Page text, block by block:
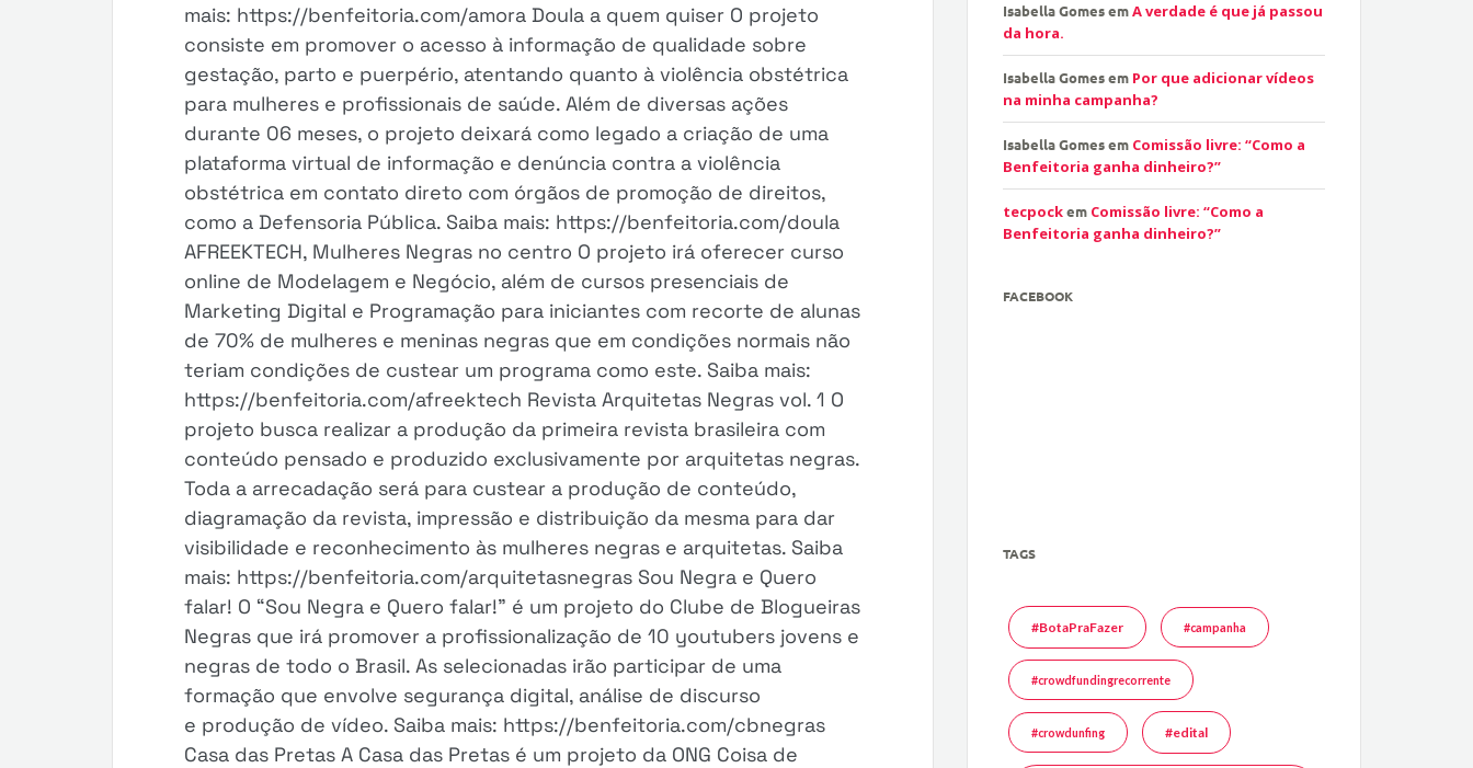
mais: https://benfeitoria.com/amora Doula a quem quiser O projeto
consiste em promover o acesso à informação de qualidade sobre
gestação, parto e puerpério, atentando quanto à violência obstétrica
para mulheres e profissionais de saúde. Além de diversas ações
durante 06 meses, o projeto deixará como legado a criação de uma
plataforma virtual de informação e denúncia contra a violência
obstétrica em contato direto com órgãos de promoção de direitos,
como a Defensoria Pública. Saiba mais: https://benfeitoria.com/doula
AFREEKTECH, Mulheres Negras no centro O projeto irá oferecer curso
online de Modelagem e Negócio, além de cursos presenciais de
Marketing Digital e Programação para iniciantes com recorte de alunas
de 70% de mulheres e meninas negras que em condições normais não
teriam condições de custear um programa como este. Saiba mais:
https://benfeitoria.com/afreektech Revista Arquitetas Negras vol. 1 O
projeto busca realizar a produção da primeira revista brasileira com
conteúdo pensado e produzido exclusivamente por arquitetas negras.
Toda a arrecadação será para custear a produção de conteúdo,
diagramação da revista, impressão e distribuição da mesma para dar
visibilidade e reconhecimento às mulheres negras e arquitetas. Saiba
mais: https://benfeitoria.com/arquitetasnegras Sou Negra e Quero
falar! O “Sou Negra e Quero falar!” é um projeto do Clube de Blogueiras
Negras que irá promover a profissionalização de 10 youtubers jovens e
negras de todo o Brasil. As selecionadas irão participar de uma
formação que envolve segurança digital, análise de discurso
e produção de vídeo. Saiba mais: https://benfeitoria.com/cbnegras
Casa das Pretas A Casa das Pretas é um projeto da ONG Coisa de
Isabella GomesemA verdade é que já passou
da hora.
Isabella Gomesem Por que adicionar vídeos
na minha campanha?
Isabella Gomesem Comissão livre: “Como a
Benfeitoria ganha dinheiro?”
tecpockem Comissão livre: “Como a
Benfeitoria ganha dinheiro?”
FACEBOOK
TAGS
#BotaPraFazer #campanha
#crowdfundingrecorrente
#crowdunfing #edital